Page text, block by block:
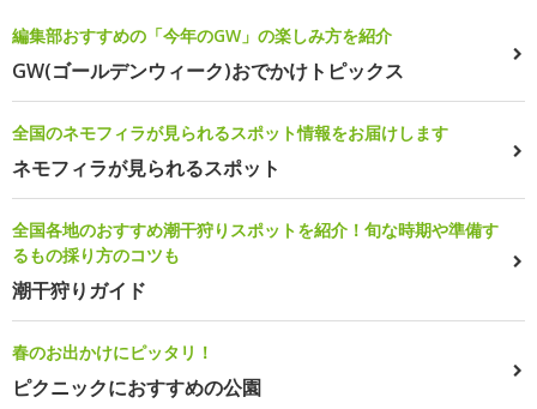
編集部おすすめの「今年のGW」の楽しみ方を紹介
GW(ゴールデンウィーク)おでかけトピックス
全国のネモフィラが見られるスポット情報をお届けします
ネモフィラが見られるスポット
全国各地のおすすめ潮干狩りスポットを紹介！旬な時期や準備す
るもの採り方のコツも
潮干狩りガイド
春のお出かけにピッタリ！
ピクニックにおすすめの公園